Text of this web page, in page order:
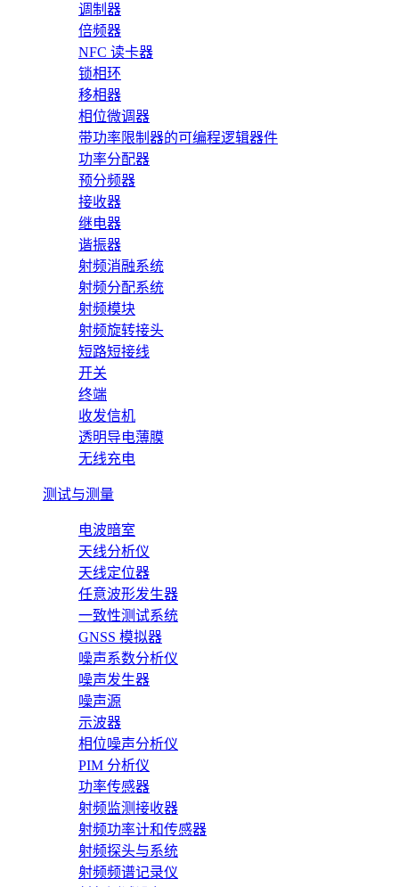
调制器
倍频器
NFC 读卡器
锁相环
移相器
相位微调器
带功率限制器的可编程逻辑器件
功率分配器
预分频器
接收器
继电器
谐振器
射频消融系统
射频分配系统
射频模块
射频旋转接头
短路短接线
开关
终端
收发信机
透明导电薄膜
无线充电
测试与测量
电波暗室
天线分析仪
天线定位器
任意波形发生器
一致性测试系统
GNSS 模拟器
噪声系数分析仪
噪声发生器
噪声源
示波器
相位噪声分析仪
PIM 分析仪
功率传感器
射频监测接收器
射频功率计和传感器
射频探头与系统
射频频谱记录仪